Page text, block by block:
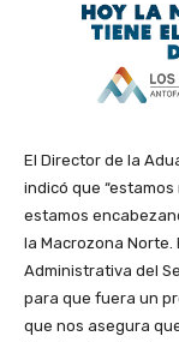
El Director de la
indicó que
estamos
la Macrozona Norte.
Administrativa del
para que fuera un
que nos asegura